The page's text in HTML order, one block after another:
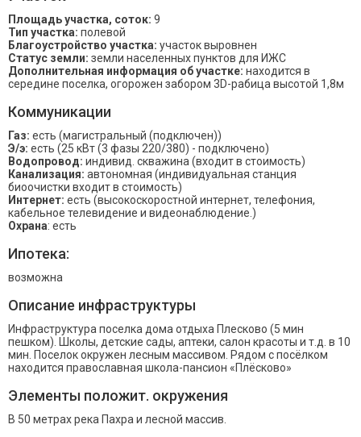
Площадь участка, соток: 9
Тип участка: полевой
Благоустройство участка: участок выровнен
Статус земли: земли населенных пунктов для ИЖС
Дополнительная информация об участке: находится в
середине поселка, огорожен забором 3D-рабица высотой 1,8м
Коммуникации
Газ: есть (магистральный (подключен))
Э/э: есть (25 кВт (3 фазы 220/380) - подключено)
Водопровод: индивид. скважина (входит в стоимость)
Канализация: автономная (индивидуальная станция
биоочистки входит в стоимость)
Интернет: есть (высокоскоростной интернет, телефония,
кабельное телевидение и видеонаблюдение.)
Охрана: есть
Ипотека:
возможна
Описание инфраструктуры
Инфраструктура поселка дома отдыха Плесково (5 мин
пешком). Школы, детские сады, аптеки, салон красоты и т.д. в 10
мин. Поселок окружен лесным массивом. Рядом с посёлком
находится православная школа-пансион «Плёсково»
Элементы положит. окружения
В 50 метрах река Пахра и лесной массив.